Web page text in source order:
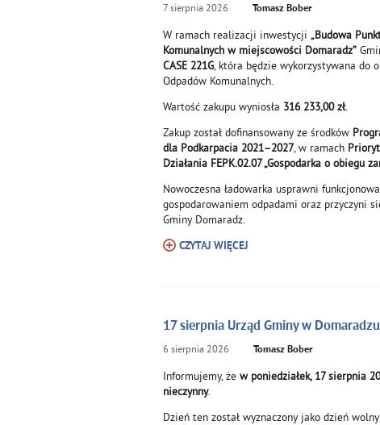
7 sierpnia 2026 Tomasz Bober
W ramach realizacji inwestycji „Budowa
Komunalnych w miejscowości Domaradz”
CASE 221G, która będzie wykorzystywana do
Odpadów Komunalnych.
Wartość zakupu wyniosła 316 233,00 zł.
Zakup został dofinansowany ze środków
dla Podkarpacia 2021–2027, w ramach
Działania FEPK.02.07 „Gospodarka o obiegu
Nowoczesna ładowarka usprawni
gospodarowaniem odpadami oraz przyczyni
Gminy Domaradz.
CZYTAJ WIĘCEJ
17 sierpnia Urząd Gminy w
6 sierpnia 2026 Tomasz Bober
Informujemy, że w poniedziałek, 17 sierpnia
nieczynny.
Dzień ten został wyznaczony jako dzień